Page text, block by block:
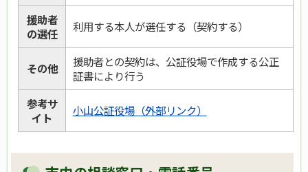
援助者
の選任
利用する本人が選任する（契約する）
その他
援助者との契約は、公証役場で作成する公正
証書により行う
参考サ
イト
小山公証役場（外部リンク）